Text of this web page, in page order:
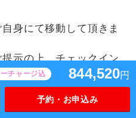
チャージ込 844,520円
予約・お申込み
身にて移動して頂きま
示の上、チェックイン
の送迎手配が可能で